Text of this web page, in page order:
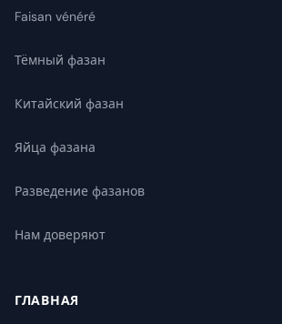
Faisan vénéré
Тёмный фазан
Китайский фазан
Яйца фазана
Разведение фазанов
Нам доверяют
ГЛАВНАЯ